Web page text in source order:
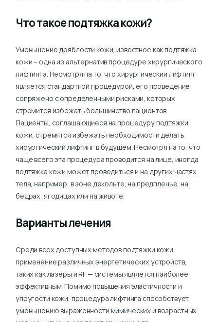
Что такое подтяжка кожи?
Уменьшение дряблости кожи, известное как подтяжка
кожи – одна из альтернатив процедуре хирургического
лифтинга. Несмотря на то, что хирургический лифтинг
является стандартной процедурой, его проведение
сопряжено с определенными рисками, которых
стремится избежать большинство пациентов.
Пациенты, соглашающиеся на процедуру подтяжки
кожи, стремятся избежать необходимости делать
хирургический лифтинг в будущем. Несмотря на то, что
чаще всего эта процедура проводится на лице, иногда
подтяжка кожи может проводиться и на других частях
тела, например, в зоне декольте, на предплечье, на
бедрах, ягодицах или на животе.
Варианты лечения
Среди всех доступных методов подтяжки кожи,
применение различных энергетических устройств,
таких как лазеры и RF — системы является наиболее
эффективным. Помимо повышения эластичности и
упругости кожи, процедура лифтинга способствует
уменьшению выраженности мимических и возрастных